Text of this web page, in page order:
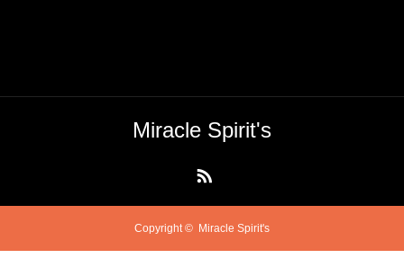
Miracle Spirit's
Copyright © Miracle Spirit's